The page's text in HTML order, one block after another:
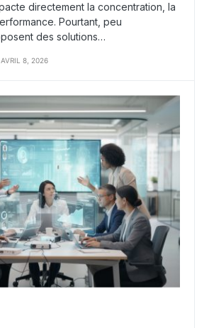
directement la concentration, la
Pourtant, peu
des solutions…
AVRIL 8, 2026